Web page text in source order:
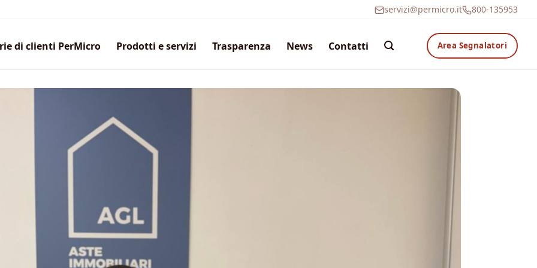
servizi@permicro.it 800-135953
di clienti PerMicro Prodotti e servizi Trasparenza News Contatti Area Segnalatori